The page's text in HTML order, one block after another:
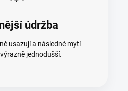
údržba
usazují a následné mytí
jednodušší.